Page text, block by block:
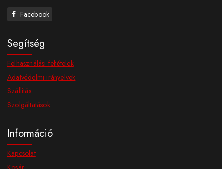
Facebook
Segítség
Felhasználási feltételek
Adatvédelmi irányelvek
Szállítás
Szolgáltatások
Információ
Kapcsolat